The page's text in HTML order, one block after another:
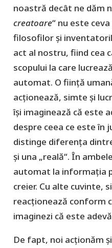
noastră decât ne dăm
creatoare“ nu este
filosofilor și
act al nostru, fiind cea
scopului la care
automat. O ființă
acționează, simte și
își imaginează că este
despre ceea ce este în
distinge diferența
și una „reală“. În
automat la informația
creier. Cu alte cuvinte,
reacționează conform
imaginezi că este
De fapt, noi acționăm